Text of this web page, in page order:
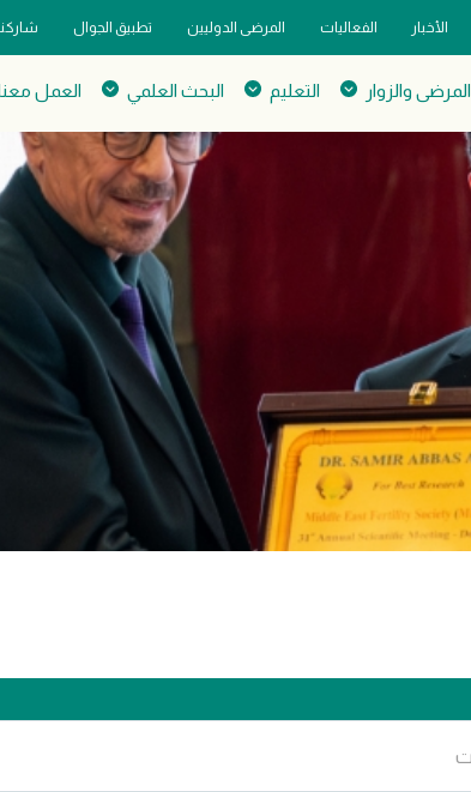
الأخبار الفعاليات المرضى الدوليين تطبيق الجوال
المرضى والزوار التعليم البحث العلمي العمل